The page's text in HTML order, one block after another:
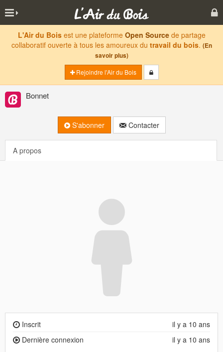
L'Air du Boisest une plateforme Open Sourcede partage
collaboratif ouverte à tous les amoureux du travail du bois. (En
savoir plus)
Rejoindre l'Air du Bois
Bonnet
S'abonner Contacter
A propos
il y a 10 ans
Inscrit
il y a 10 ans
Dernière connexion